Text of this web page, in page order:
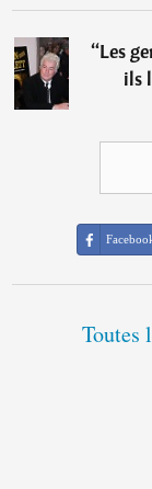
“Les
ils
Toutes